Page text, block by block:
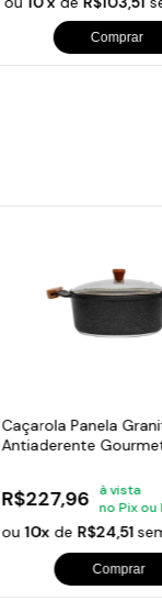
Comprar
Caçarola Panela
Antiaderente
R$227,96
à vista
no Pix
ou10x de R$24,51
Comprar